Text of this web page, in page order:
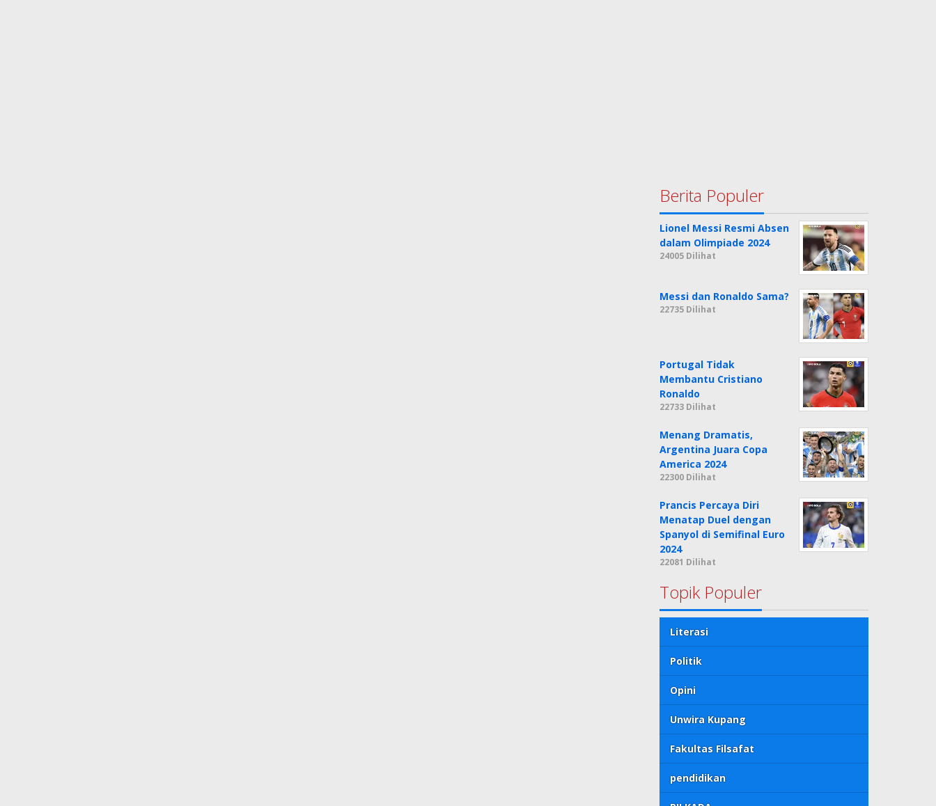
Berita Populer
Lionel Messi Resmi Absen
dalam Olimpiade 2024
24005 Dilihat
Messi dan Ronaldo Sama?
22735 Dilihat
Portugal Tidak
Membantu Cristiano
Ronaldo
22733 Dilihat
Menang Dramatis,
Argentina Juara Copa
America 2024
22300 Dilihat
Prancis Percaya Diri
Menatap Duel dengan
Spanyol di Semifinal Euro
2024
22081 Dilihat
Topik Populer
Literasi
Politik
Opini
Unwira Kupang
Fakultas Filsafat
pendidikan